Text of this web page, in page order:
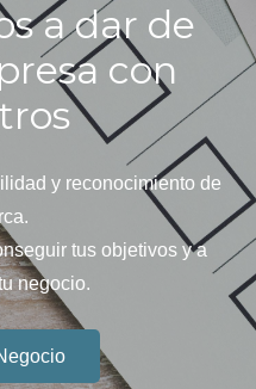
a dar de
con
y reconocimiento de
tus objetivos y a
negocio.